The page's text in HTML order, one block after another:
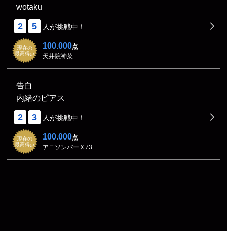
wotaku
2 5 人が挑戦中！
現在の
最高得点
100.000点
天井院神菜
告白
内緒のピアス
2 3 人が挑戦中！
現在の
最高得点
100.000点
アニソンバーＸ73